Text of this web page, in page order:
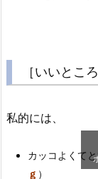
［いいところ
私的には、
カッコよくて
ｇ ）